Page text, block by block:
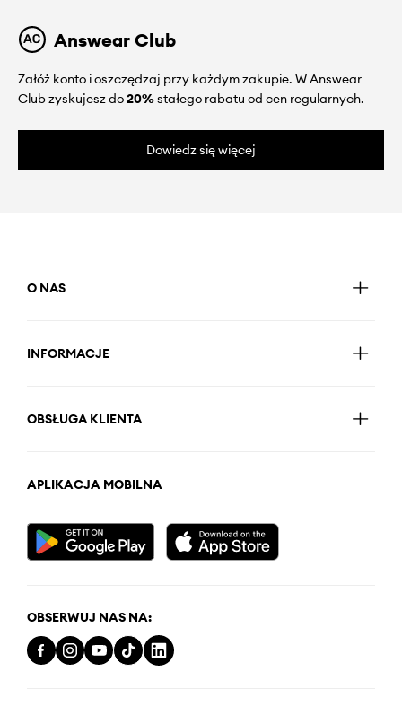
Answear Club
Załóż konto i oszczędzaj przy każdym zakupie. W Answear
Club zyskujesz do20%stałego rabatu od cen regularnych.
Dowiedz się więcej
O NAS
INFORMACJE
OBSŁUGA KLIENTA
APLIKACJA MOBILNA
OBSERWUJ NAS NA: